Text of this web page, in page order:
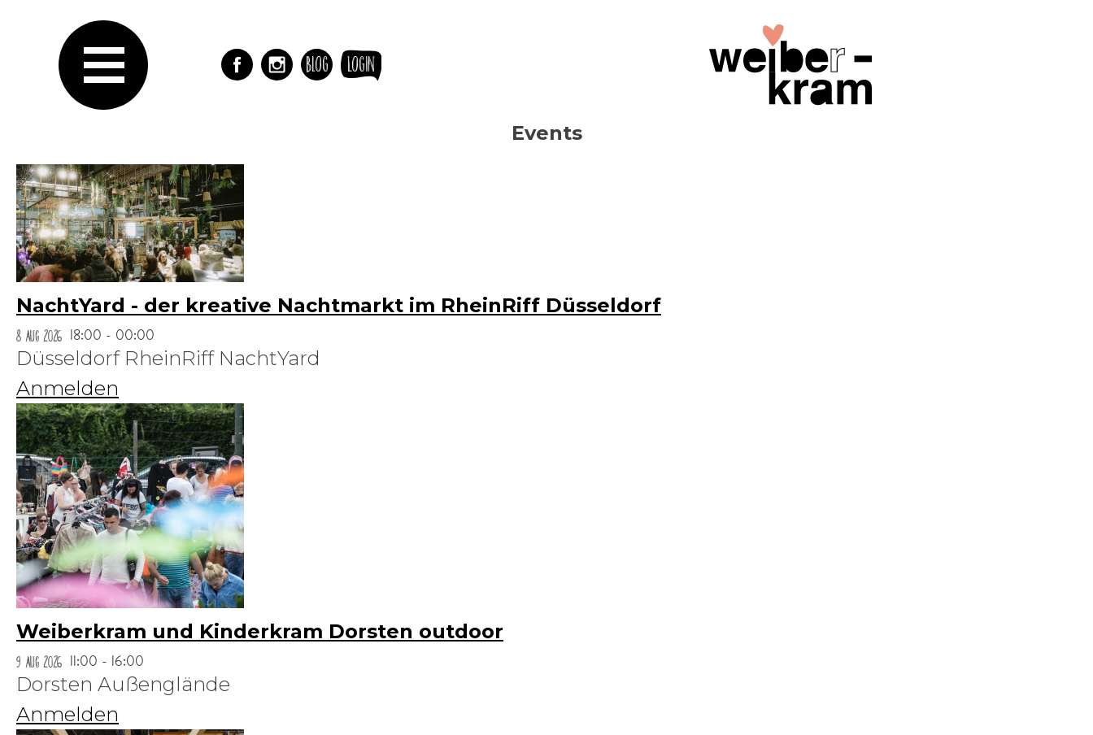
Blog Login
Events
NachtYard - der kreative Nachtmarkt im RheinRiff Düsseldorf
8 Aug 2026 18:00 - 00:00
Düsseldorf RheinRiff NachtYard
Anmelden
Weiberkram und Kinderkram Dorsten outdoor
9 Aug 2026 11:00 - 16:00
Dorsten Außenglände
Anmelden